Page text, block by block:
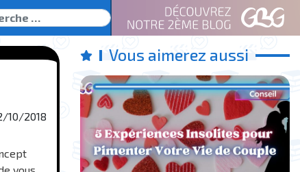
10/2018
Vous aimerez aussi